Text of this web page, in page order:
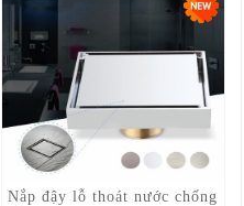
Nắp đậy lỗ thoát nước chống